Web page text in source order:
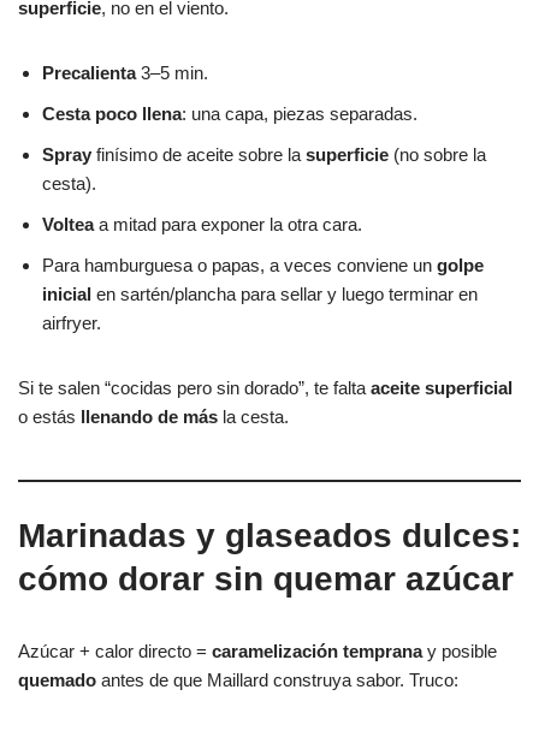
superficie, no en el viento.
Precalienta3–5 min.
Cesta poco llena: una capa, piezas separadas.
Spray finísimo de aceite sobre la superficie (no sobre la
cesta).
Volteaa mitad para exponer la otra cara.
Para hamburguesa o papas, a veces conviene un golpe
inicial en sartén/plancha para sellar y luego terminar en
airfryer.
Si te salen “cocidas pero sin dorado”, te falta aceite superficial
o estás llenando de más la cesta.
Marinadas y glaseados dulces:
cómo dorar sin quemar azúcar
Azúcar + calor directo = caramelización tempranay posible
quemado antes de que Maillard construya sabor. Truco: